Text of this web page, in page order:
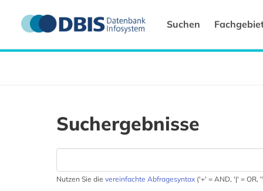
Suchen
Suchergebnisse
Nutzen Sie die vereinfachte Abfragesyntax ('+' = AND, '|' = OR,